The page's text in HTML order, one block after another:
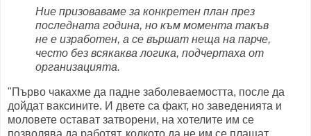
Ние призоваваме за конкретен план през
последната година, но към момента такъв
не е изработен, а се вършат неща на парче,
често без всякаква логика, подчертаха от
организацията.
"Първо чакахме да падне заболеваемостта, после да
дойдат ваксините. И двете са факт, но заведенията и
моловете остават затворени, на хотелите им се